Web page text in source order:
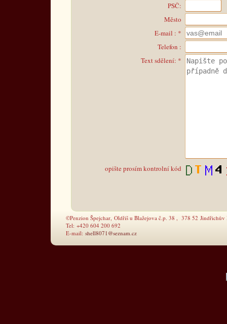
PSČ:
Město
E-mail : *
Telefon :
Text sdělení: *
opište prosím kontrolní kód
©Penzion Špejchar, Oldřiš u Blažejova č.p. 38 , 378 52 Jindřichův
Tel: +420 604 200 692
E-mail: shell8071@seznam.cz